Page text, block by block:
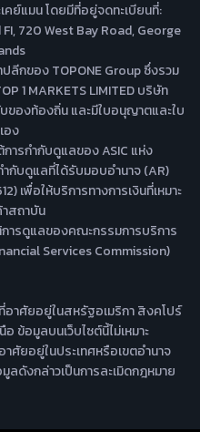
เคย์แมน โดยมีที่อยู่จดทะเบียนที่:
720 West Bay Road, George
ลีกของ TOPONE Group ซึ่งรวม
1 MARKETS LIMITED บริษัท
ของท้องถิ่น และมีใบอนุญาตและใบ
อง
การกำกับดูแลของ ASIC แห่ง
ำกับดูแลที่ได้รับมอบอำนาจ (AR)
เพื่อให้บริการทางการเงินที่เหมาะ
สถาบัน
การดูแลของคณะกรรมการบริการ
Services Commission)
อาศัยอยู่ในสหรัฐอเมริกา สิงคโปร์
ข้อมูลบนเว็บไซต์นี้ไม่เหมาะ
ศัยอยู่ในประเทศหรือเขตอำนาจ
ดังกล่าวเป็นการละเมิดกฎหมาย